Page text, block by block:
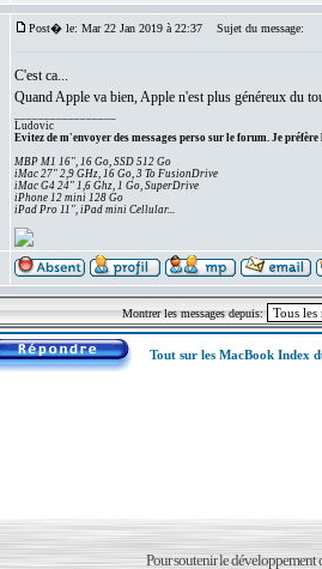
Post� le: Mar 22 Jan 2019 à 22:37 Sujet du message:
C'est ca...
Quand Apple va bien, Apple n'est plus généreux du
Ludovic
Evitez de m'envoyer des messages perso sur le forum. Je préfère
MBP M1 16", 16 Go, SSD 512 Go
iMac 27" 2,9 GHz, 16 Go, 3 To FusionDrive
iMac G4 24" 1,6 Ghz, 1 Go, SuperDrive
iPhone 12 mini 128 Go
iPad Pro 11", iPad mini Cellular...
Montrer les messages depuis:
Tout sur les MacBook Index
Pour soutenir le développement